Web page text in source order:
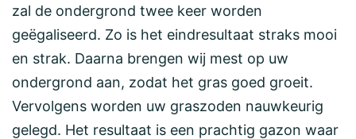
zal de ondergrond twee keer worden
geëgaliseerd. Zo is het eindresultaat straks mooi
en strak. Daarna brengen wij mest op uw
ondergrond aan, zodat het gras goed groeit.
Vervolgens worden uw graszoden nauwkeurig
gelegd. Het resultaat is een prachtig gazon waar